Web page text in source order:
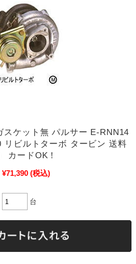
スケット無 パルサー E-RNN14
リビルトターボ タービン 送料
カードOK！
¥71,390 (税込)
台